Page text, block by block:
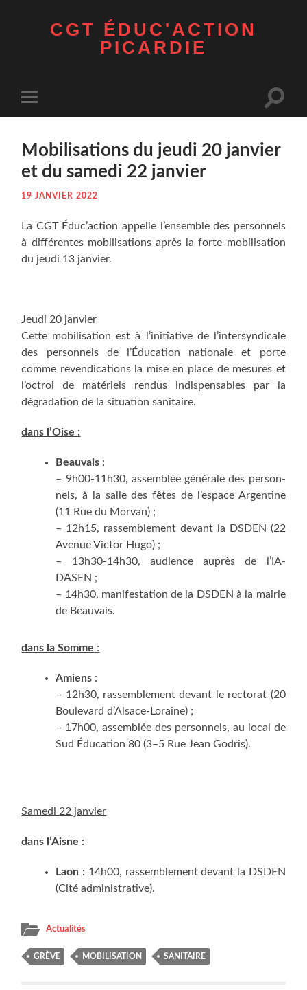
CGT ÉDUC'ACTION
PICARDIE
mobile
Toggle
Mobi­li­sa­tions du jeu­di 20 jan­vier
et du same­di 22 janvier
19 JANVIER 2022
La CGT Éduc’action appelle l’ensemble des per­son­nels
à dif­fé­rentes mobi­li­sa­tions après la forte mobi­li­sa­tion
du jeu­di 13 janvier.
Jeu­di 20 janvier
Cette mobi­li­sa­tion est à l’initiative de l’intersyndicale
des per­son­nels de l’É­du­ca­tion natio­nale et porte
comme reven­di­ca­tions la mise en place de mesures et
l’octroi de maté­riels ren­dus indis­pen­sables par la
dégra­da­tion de la situa­tion sanitaire.
dans l’Oise :
Beau­vais :
– 9h00-11h30, assem­blée géné­rale des per­son­
nels, à la salle des fêtes de l’espace Argen­tine
(11 Rue du Morvan) ;
– 12h15, ras­sem­ble­ment devant la DSDEN (22
Ave­nue Vic­tor Hugo) ;
– 13h30-14h30, audience auprès de l’IA-
DASEN ;
– 14h30, mani­fes­ta­tion de la DSDEN à la mai­rie
de Beauvais.
dans la Somme :
Amiens :
– 12h30, ras­sem­ble­ment devant le rec­to­rat (20
Bou­le­vard d’Alsace-Loraine) ;
– 17h00, assem­blée des per­son­nels, au local de
Sud Édu­ca­tion 80 (3–5 Rue Jean Godris).
Same­di 22 janvier
dans l’Aisne :
Laon : 14h00, ras­sem­ble­ment devant la DSDEN
(Cité administrative).
Actualités
GRÈVE MOBILISATION SANITAIRE